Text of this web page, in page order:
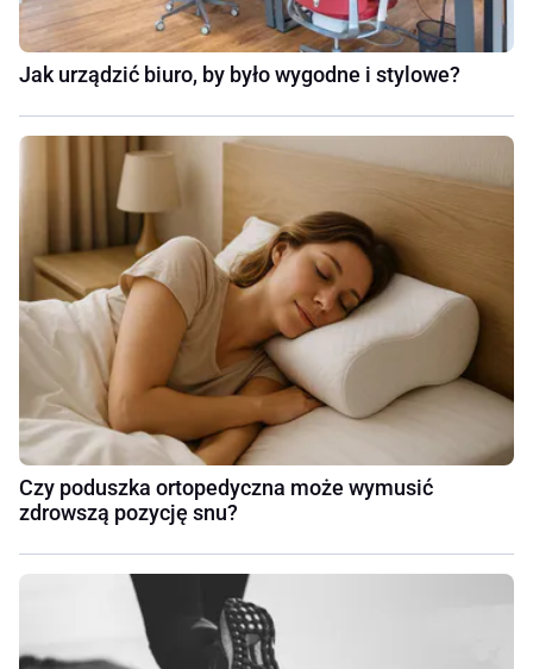
Jak urządzić biuro, by było wygodne i stylowe?
Czy poduszka ortopedyczna może wymusić
zdrowszą pozycję snu?